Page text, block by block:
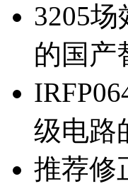
3205
的国产
级电路
推荐修